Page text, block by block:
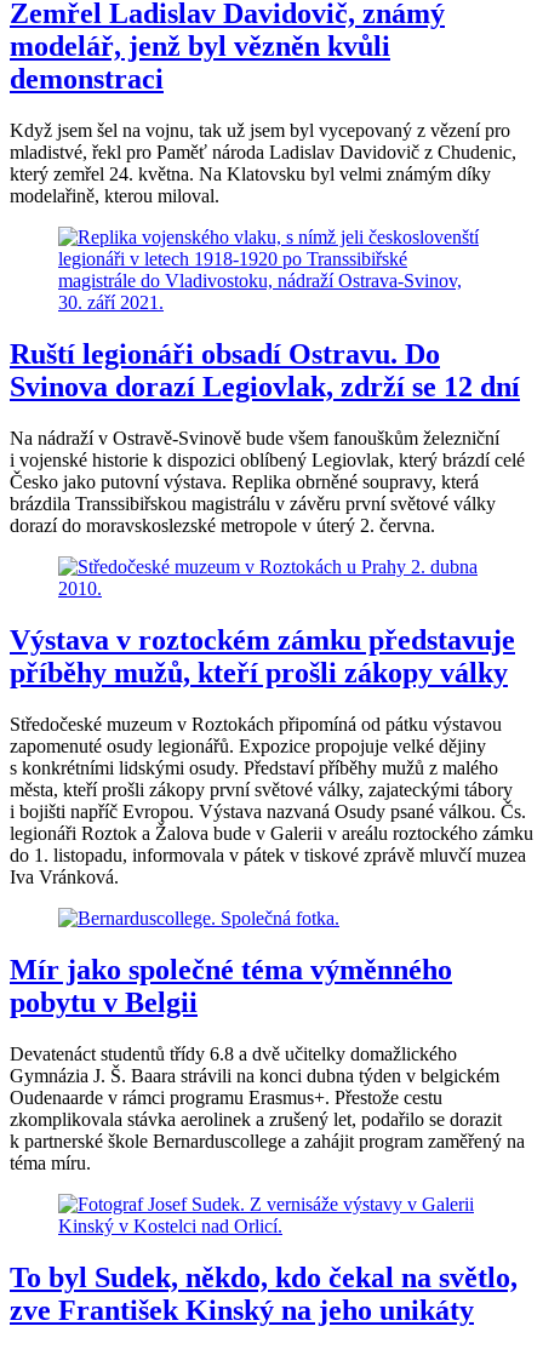
Zemřel Ladislav Davidovič, známý
modelář, jenž byl vězněn kvůli
demonstraci
Když jsem šel na vojnu, tak už jsem byl vycepovaný z vězení pro
mladistvé, řekl pro Paměť národa Ladislav Davidovič z Chudenic,
který zemřel 24. května. Na Klatovsku byl velmi známým díky
modelařině, kterou miloval.
Ruští legionáři obsadí Ostravu. Do
Svinova dorazí Legiovlak, zdrží se 12 dní
Na nádraží v Ostravě-Svinově bude všem fanouškům železniční
i vojenské historie k dispozici oblíbený Legiovlak, který brázdí celé
Česko jako putovní výstava. Replika obrněné soupravy, která
brázdila Transsibiřskou magistrálu v závěru první světové války
dorazí do moravskoslezské metropole v úterý 2. června.
Výstava v roztockém zámku představuje
příběhy mužů, kteří prošli zákopy války
Středočeské muzeum v Roztokách připomíná od pátku výstavou
zapomenuté osudy legionářů. Expozice propojuje velké dějiny
s konkrétními lidskými osudy. Představí příběhy mužů z malého
města, kteří prošli zákopy první světové války, zajateckými tábory
i bojišti napříč Evropou. Výstava nazvaná Osudy psané válkou. Čs.
legionáři Roztok a Žalova bude v Galerii v areálu roztockého zámku
do 1. listopadu, informovala v pátek v tiskové zprávě mluvčí muzea
Iva Vránková.
Mír jako společné téma výměnného
pobytu v Belgii
Devatenáct studentů třídy 6.8 a dvě učitelky domažlického
Gymnázia J. Š. Baara strávili na konci dubna týden v belgickém
Oudenaarde v rámci programu Erasmus+. Přestože cestu
zkomplikovala stávka aerolinek a zrušený let, podařilo se dorazit
k partnerské škole Bernarduscollege a zahájit program zaměřený na
téma míru.
To byl Sudek, někdo, kdo čekal na světlo,
zve František Kinský na jeho unikáty